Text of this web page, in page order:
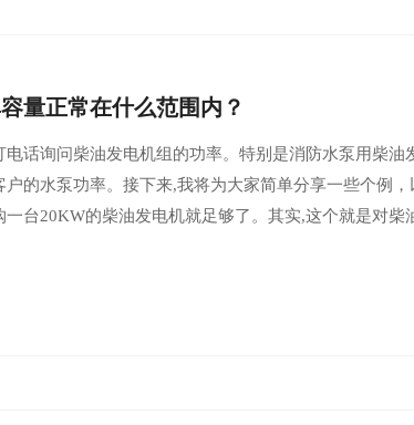
量正常在什么范围内？
话询问柴油发电机组的功率。特别是消防水泵用柴油
的水泵功率。接下来,我将为大家简单分享一些个例
台20KW的柴油发电机就足够了。其实,这个就是对柴